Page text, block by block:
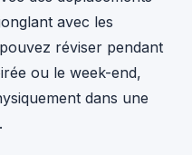
avec les
réviser pendant
ou le week-end,
dans une